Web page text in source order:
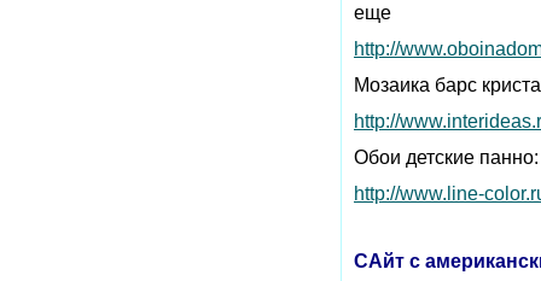
еще
http://
Мозаика барс
http://
Обои детские панно:
http://www.line-
САйт с